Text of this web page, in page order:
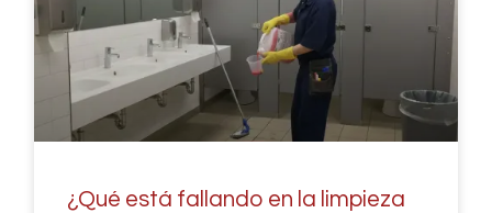
¿Qué está fallando en la limpieza